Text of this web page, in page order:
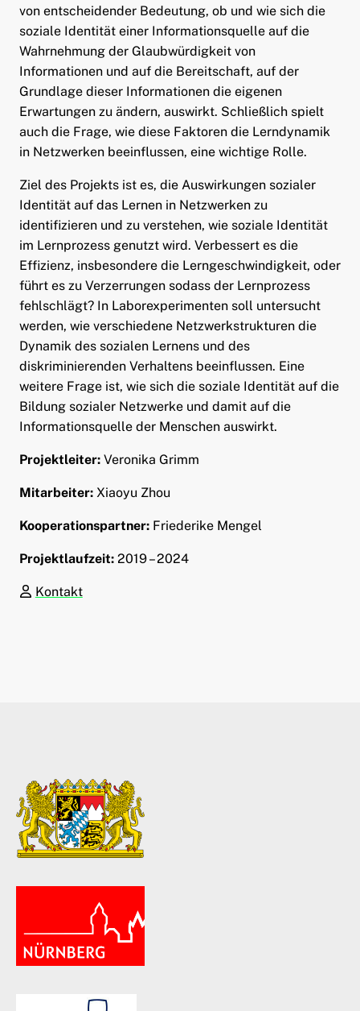
von entscheidender Bedeutung, ob und wie sich die
soziale Identität einer Informationsquelle auf die
Wahrnehmung der Glaubwürdigkeit von
Informationen und auf die Bereitschaft, auf der
Grundlage dieser Informationen die eigenen
Erwartungen zu ändern, auswirkt. Schließlich spielt
auch die Frage, wie diese Faktoren die Lerndynamik
in Netzwerken beeinflussen, eine wichtige Rolle.
Ziel des Projekts ist es, die Auswirkungen sozialer
Identität auf das Lernen in Netzwerken zu
identifizieren und zu verstehen, wie soziale Identität
im Lernprozess genutzt wird. Verbessert es die
Effizienz, insbesondere die Lerngeschwindigkeit, oder
führt es zu Verzerrungen sodass der Lernprozess
fehlschlägt? In Laborexperimenten soll untersucht
werden, wie verschiedene Netzwerkstrukturen die
Dynamik des sozialen Lernens und des
diskriminierenden Verhaltens beeinflussen. Eine
weitere Frage ist, wie sich die soziale Identität auf die
Bildung sozialer Netzwerke und damit auf die
Informationsquelle der Menschen auswirkt.
Projektleiter:Veronika Grimm
Mitarbeiter:Xiaoyu Zhou
Kooperationspartner: Friederike Mengel
Projektlaufzeit: 2019 – 2024
Kontakt